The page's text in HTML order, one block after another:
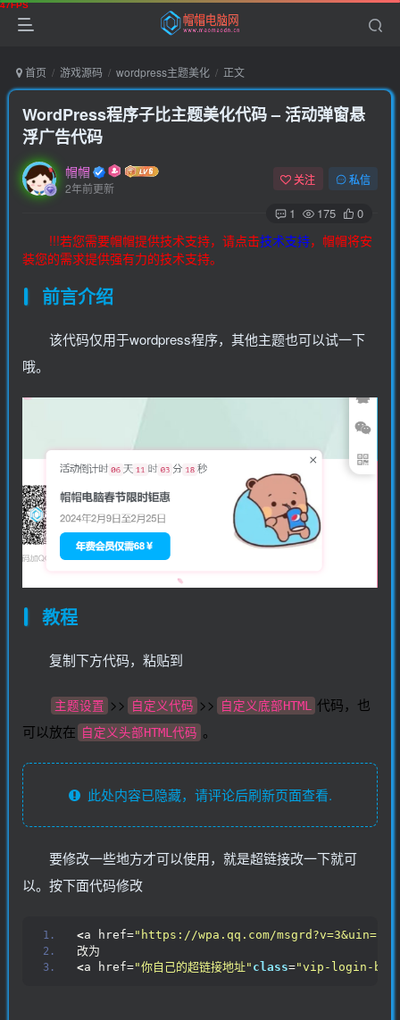
首页 游戏源码 wordpress主题美化 正文
WordPress程序子比主题美化代码 – 活动弹窗悬
浮广告代码
帽帽
2年前更新
关注 私信
1 175 0
!!!若您需要帽帽提供技术支持，请点击技术支持，帽帽将安
装您的需求提供强有力的技术支持。
前言介绍
该代码仅用于wordpress程序，其他主题也可以试一下
哦。
教程
复制下方代码，粘贴到
主题设置 >> 自定义代码 >> 自定义底部HTML
代码，也
可以放在 自定义头部HTML代码 。
此处内容已隐藏，请评论后刷新页面查看.
要修改一些地方才可以使用，就是超链接改一下就可
以。按下面代码修改
<a href="https://wpa.qq.com/
改为
<a href="你自己的超链接地址" class="vip-login-